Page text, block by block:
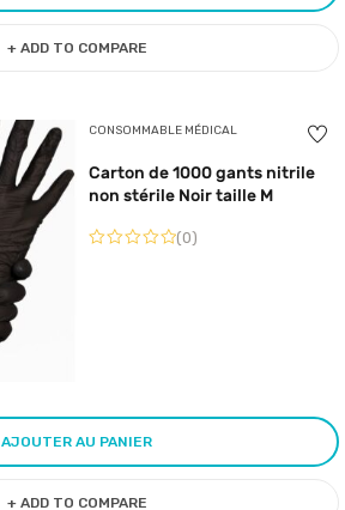
+ ADD TO COMPARE
CONSOMMABLE MÉDICAL
Carton de 1000 gants nitrile
non stérile Noir taille M
(0)
AJOUTER AU PANIER
+ ADD TO COMPARE